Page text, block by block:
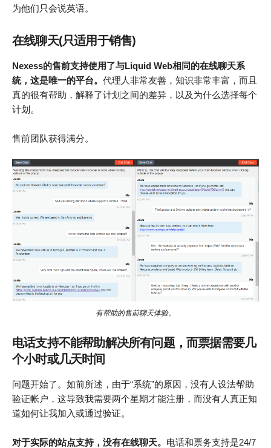
为他们只会说英语。
在线聊天(只适用于销售)
Nexess的售前支持使用了与Liquid Web相同的在线聊天系
统，这是唯一的平台。 代理人非常友善，知识非常丰富，而且
真的很有帮助，解释了计划之间的差异，以及为什么选择每个
计划。
售前团队获得满分。
有帮助的售前聊天体验。
电话支持不能帮助解决所有问题，而票据需要几
个小时或几天时间
问题开始了。如前所述，由于“系统”的原因，没有人设法帮助
验证帐户，这导致我需要两个星期才能注册，而没有人真正知
道如何让我加入或通过验证。
对于实际的站点支持，没有在线聊天。 电话和票务支持是24/7